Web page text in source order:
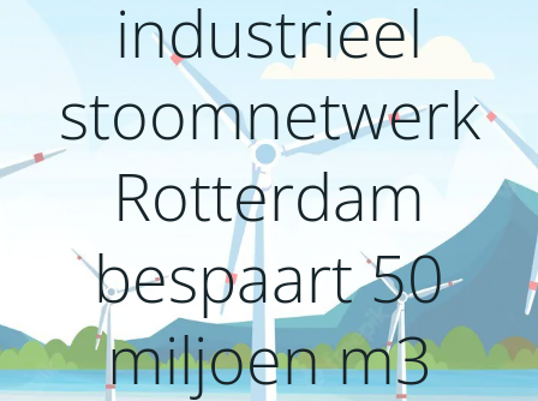
industrieel
stoomnetwerk
Rotterdam
bespaart 50
miljoen m3